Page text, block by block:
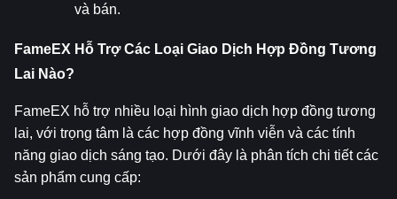
và bán.
FameEX Hỗ Trợ Các Loại Giao Dịch Hợp Đồng Tương
Lai Nào?
FameEX hỗ trợ nhiều loại hình giao dịch hợp đồng tương
lai, với trọng tâm là các hợp đồng vĩnh viễn và các tính
năng giao dịch sáng tạo. Dưới đây là phân tích chi tiết các
sản phẩm cung cấp: